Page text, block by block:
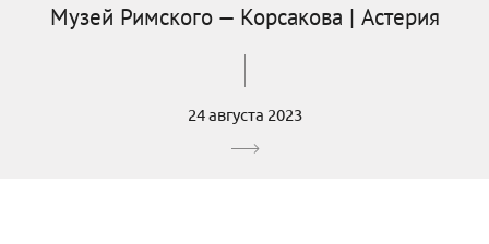
Музей Римского — Корсакова | Астерия
24 августа 2023